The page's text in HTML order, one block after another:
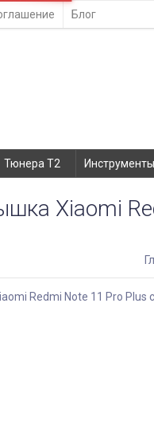
Блог
Тюнера T2 Инструменты
Xiaomi